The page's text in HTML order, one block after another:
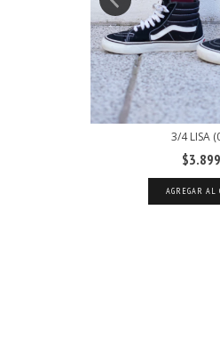
3/4 LISA
AGREGAR AL